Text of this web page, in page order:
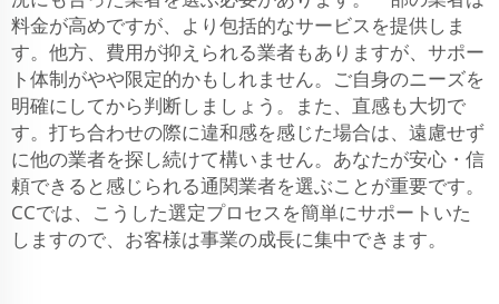
料金が高めですが、より包括的なサービスを提供しま
す。他方、費用が抑えられる業者もありますが、サポー
ト体制がやや限定的かもしれません。ご自身のニーズを
明確にしてから判断しましょう。また、直感も大切で
す。打ち合わせの際に違和感を感じた場合は、遠慮せず
に他の業者を探し続けて構いません。あなたが安心・信
頼できると感じられる通関業者を選ぶことが重要です。
CCでは、こうした選定プロセスを簡単にサポートいた
しますので、お客様は事業の成長に集中できます。